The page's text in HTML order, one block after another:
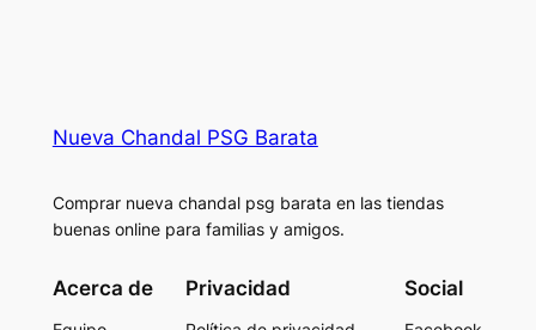
Nueva Chandal PSG Barata
Comprar nueva chandal psg barata en las tiendas
buenas online para familias y amigos.
Acerca de Privacidad Social